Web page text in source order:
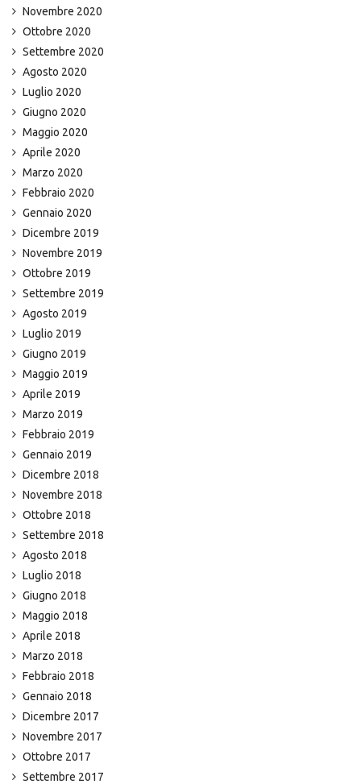
Novembre 2020
Ottobre 2020
Settembre 2020
Agosto 2020
Luglio 2020
Giugno 2020
Maggio 2020
Aprile 2020
Marzo 2020
Febbraio 2020
Gennaio 2020
Dicembre 2019
Novembre 2019
Ottobre 2019
Settembre 2019
Agosto 2019
Luglio 2019
Giugno 2019
Maggio 2019
Aprile 2019
Marzo 2019
Febbraio 2019
Gennaio 2019
Dicembre 2018
Novembre 2018
Ottobre 2018
Settembre 2018
Agosto 2018
Luglio 2018
Giugno 2018
Maggio 2018
Aprile 2018
Marzo 2018
Febbraio 2018
Gennaio 2018
Dicembre 2017
Novembre 2017
Ottobre 2017
Settembre 2017